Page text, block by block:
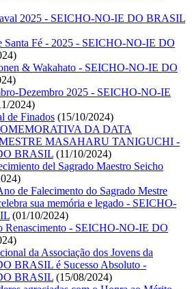
2025 - SEICHO-NO-IE DO BRASIL
Santa Fé - 2025 - SEICHO-NO-IE DO
& Wakahato - SEICHO-NO-IE DO
Dezembro 2025 - SEICHO-NO-IE
2024)
de Finados (15/10/2024)
DA DATA
MASAHARU TANIGUCHI -
BRASIL (11/10/2024)
del Sagrado Maestro Seicho
de Falecimento do Sagrado Mestre
sua memória e legado - SEICHO-
(01/10/2024)
Renascimento - SEICHO-NO-IE DO
da Associação dos Jovens da
BRASIL é Sucesso Absoluto -
BRASIL (15/08/2024)